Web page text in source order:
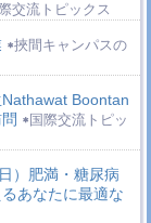
交流トピックス
挾間キャンパスの
Boontan
国際交流トピッ
）肥満・糖尿病
あなたに最適な